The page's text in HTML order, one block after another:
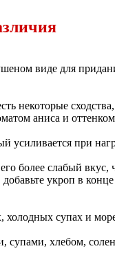
виде для
некоторые
аниса и
усиливается при
более слабый
укроп в
холодных супах и
хлебом,